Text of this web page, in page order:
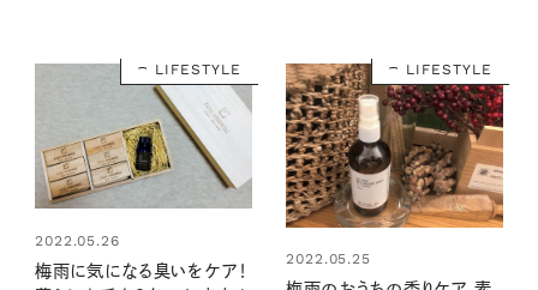
LIFESTYLE
2022.05.26
梅雨に気になる臭いをケア！
LIFESTYLE
2022.05.25